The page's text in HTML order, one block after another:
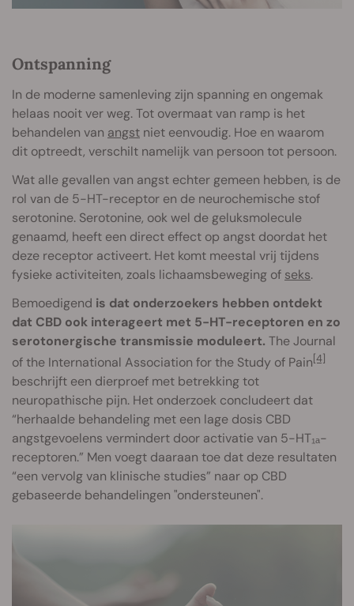
Ontspanning
In de moderne samenleving zijn spanning en ongemak
helaas nooit ver weg. Tot overmaat van ramp is het
behandelen van angst niet eenvoudig. Hoe en waarom
dit optreedt, verschilt namelijk van persoon tot persoon.
Wat alle gevallen van angst echter gemeen hebben, is de
rol van de 5-HT-receptor en de neurochemische stof
serotonine. Serotonine, ook wel de geluksmolecule
genaamd, heeft een direct effect op angst doordat het
deze receptor activeert. Het komt meestal vrij tijdens
fysieke activiteiten, zoals lichaamsbeweging of seks.
Bemoedigend is dat onderzoekers hebben ontdekt
dat CBD ook interageert met 5-HT-receptoren en zo
serotonergische transmissie moduleert. The Journal
of the International Association for the Study of Pain[4]
beschrijft een dierproef met betrekking tot
neuropathische pijn. Het onderzoek concludeert dat
“herhaalde behandeling met een lage dosis CBD
angstgevoelens vermindert door activatie van 5-HT₁ₐ-
receptoren.” Men voegt daaraan toe dat deze resultaten
“een vervolg van klinische studies” naar op CBD
gebaseerde behandelingen "ondersteunen".